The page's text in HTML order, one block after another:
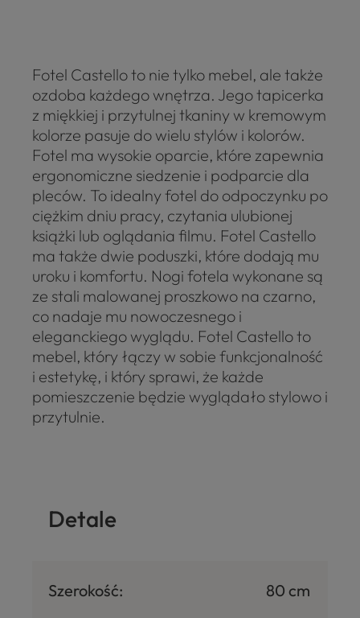
Fotel Castello to nie tylko mebel, ale także
ozdoba każdego wnętrza. Jego tapicerka
z miękkiej i przytulnej tkaniny w kremowym
kolorze pasuje do wielu stylów i kolorów.
Fotel ma wysokie oparcie, które zapewnia
ergonomiczne siedzenie i podparcie dla
pleców. To idealny fotel do odpoczynku po
ciężkim dniu pracy, czytania ulubionej
książki lub oglądania filmu. Fotel Castello
ma także dwie poduszki, które dodają mu
uroku i komfortu. Nogi fotela wykonane są
ze stali malowanej proszkowo na czarno,
co nadaje mu nowoczesnego i
eleganckiego wyglądu. Fotel Castello to
mebel, który łączy w sobie funkcjonalność
i estetykę, i który sprawi, że każde
pomieszczenie będzie wyglądało stylowo i
przytulnie.
Detale
Szerokość: 80 cm